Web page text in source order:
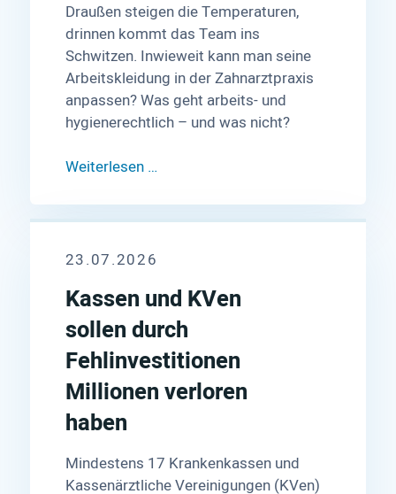
Draußen steigen die Temperaturen,
drinnen kommt das Team ins
Schwitzen. Inwieweit kann man seine
Arbeitskleidung in der Zahnarztpraxis
anpassen? Was geht arbeits- und
hygienerechtlich – und was nicht?
Weiterlesen …
23.07.2026
Kassen und KVen
sollen durch
Fehlinvestitionen
Millionen verloren
haben
Mindestens 17 Krankenkassen und
Kassenärztliche Vereinigungen (KVen)